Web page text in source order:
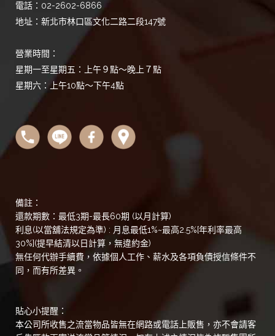
電話：02-2602-6866
地址：新北市林口區文化二路二段147號
營業時間：
星期一至星期五：上午９點～晚上７點
星期六：上午10點～下午4點
備註：
還款期數：最低3期-最長60期 (以月計算)
利息(以當舖法規定為準) : 月息最低1%~最高2.5%[年利率最高
30%](提早結清以日計算，無違約金)
無任何代辦手續費，依據個人工作、薪水及各項負債授信條件不
同，而有所差異。
貼心小提醒：
本公司所收售之流當物品皆無在網路或電話上販售，亦不會請客